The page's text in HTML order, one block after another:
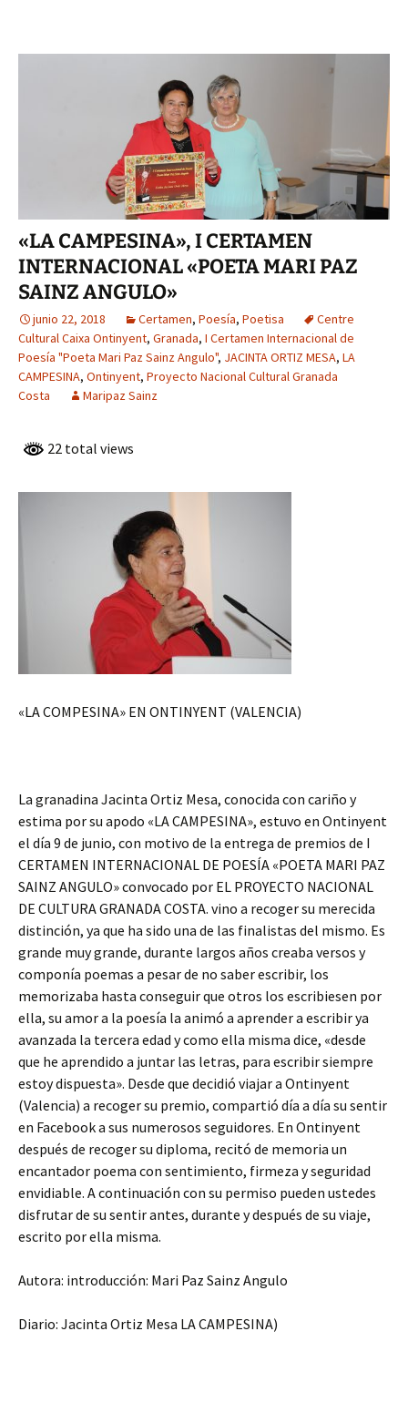
«LA CAMPESINA», I CERTAMEN
INTERNACIONAL «POETA MARI PAZ
SAINZ ANGULO»
junio 22, 2018 Certamen, Poesía, Poetisa
Centre
Cultural Caixa Ontinyent, Granada, I Certamen Internacional de
Poesía "Poeta Mari Paz Sainz Angulo", JACINTA ORTIZ MESA, LA
CAMPESINA, Ontinyent, Proyecto Nacional Cultural Granada
Costa
Maripaz Sainz
22 total views
«LA COMPESINA» EN ONTINYENT (VALENCIA)
La granadina Jacinta Ortiz Mesa, conocida con cariño y
estima por su apodo «LA CAMPESINA», estuvo en Ontinyent
el día 9 de junio, con motivo de la entrega de premios de I
CERTAMEN INTERNACIONAL DE POESÍA «POETA MARI PAZ
SAINZ ANGULO» convocado por EL PROYECTO NACIONAL
DE CULTURA GRANADA COSTA. vino a recoger su merecida
distinción, ya que ha sido una de las finalistas del mismo. Es
grande muy grande, durante largos años creaba versos y
componía poemas a pesar de no saber escribir, los
memorizaba hasta conseguir que otros los escribiesen por
ella, su amor a la poesía la animó a aprender a escribir ya
avanzada la tercera edad y como ella misma dice, «desde
que he aprendido a juntar las letras, para escribir siempre
estoy dispuesta». Desde que decidió viajar a Ontinyent
(Valencia) a recoger su premio, compartió día a día su sentir
en Facebook a sus numerosos seguidores. En Ontinyent
después de recoger su diploma, recitó de memoria un
encantador poema con sentimiento, firmeza y seguridad
envidiable. A continuación con su permiso pueden ustedes
disfrutar de su sentir antes, durante y después de su viaje,
escrito por ella misma.
Autora: introducción: Mari Paz Sainz Angulo
Diario: Jacinta Ortiz Mesa LA CAMPESINA)